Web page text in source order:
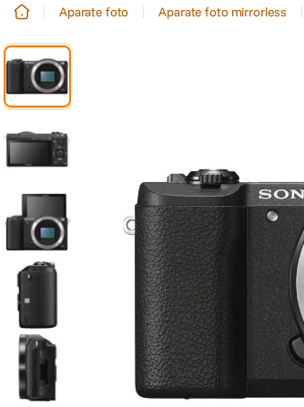
2. trepied
6. lavaliera
7. card memorie
8. dji mic mini
9. dji osmo
10. insta 360
Aparate foto Aparate foto mirrorless